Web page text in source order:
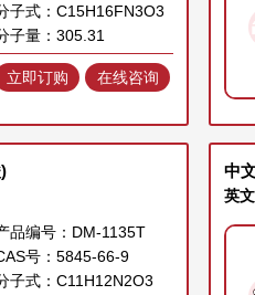
子式：C15H16FN3O3
子量：305.31
立即订购 在线咨询
品编号：DM-1135T
号：5845-66-9
子式：C11H12N2O3
中
英